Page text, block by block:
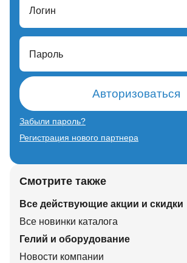
Логин
Пароль
Авторизоваться
Забыли пароль?
Регистрация нового партнера
Смотрите также
Все действующие акции и скидки
Все новинки каталога
Гелий и оборудование
Новости компании